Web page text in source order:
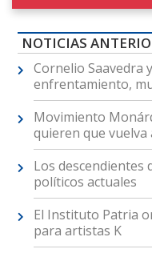
NOTICIAS
Cornelio Saavedra
enfrentamiento,
Movimiento
quieren que
Los descendientes
políticos actuales
El Instituto Patria
para artistas K